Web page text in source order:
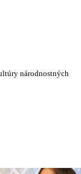
národnostných